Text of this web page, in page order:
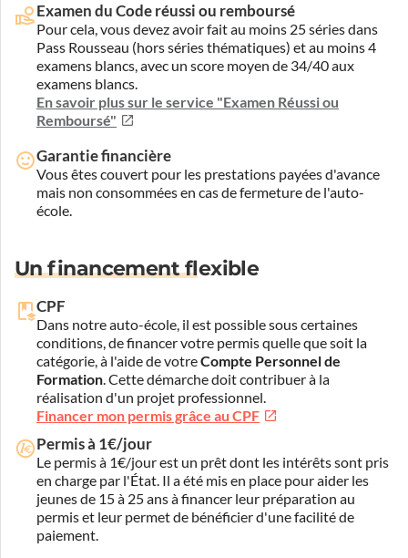
Examen du Code réussi ou remboursé
Pour cela, vous devez avoir fait au moins 25 séries dans
Pass Rousseau (hors séries thématiques) et au moins 4
examens blancs, avec un score moyen de 34/40 aux
examens blancs.
En savoir plus sur le service "Examen Réussi ou
Remboursé"
Garantie financière
Vous êtes couvert pour les prestations payées d'avance
mais non consommées en cas de fermeture de l'auto-
école.
Un financement flexible
CPF
Dans notre auto-école, il est possible sous certaines
conditions, de financer votre permis quelle que soit la
catégorie, à l'aide de votreCompte Personnel de
Formation. Cette démarche doit contribuer à la
réalisation d'un projet professionnel.
Financer mon permis grâce au CPF
Permis à 1€/jour
Le permis à 1€/jour est un prêt dont les intérêts sont pris
en charge par l'État. Il a été mis en place pour aider les
jeunes de 15 à 25 ans à financer leur préparation au
permis et leur permet de bénéficier d'une facilité de
paiement.